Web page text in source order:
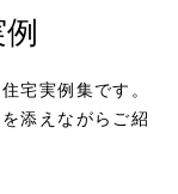
宅実例集です。
添えながらご紹